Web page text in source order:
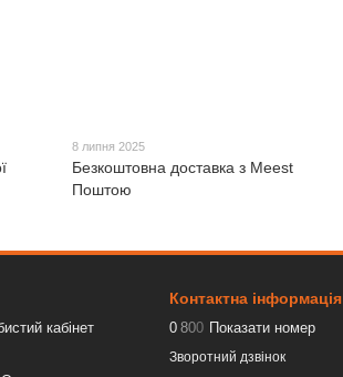
8 липня 2025
Безкоштовна доставка з Meest
Поштою
кабінет
Контактна інформація
0 800 Показати номер
Зворотний дзвінок